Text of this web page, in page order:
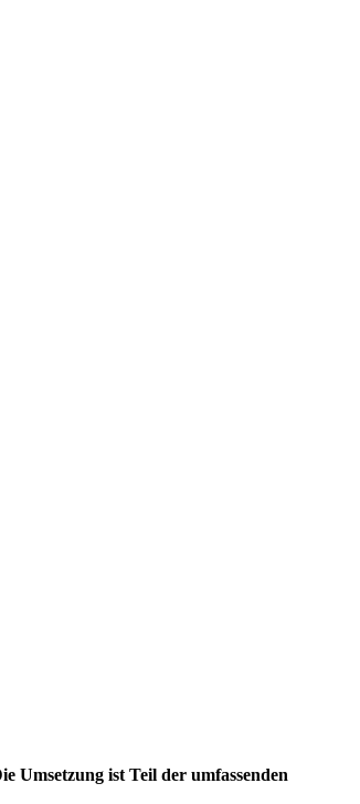
Umsetzung ist Teil der umfassenden